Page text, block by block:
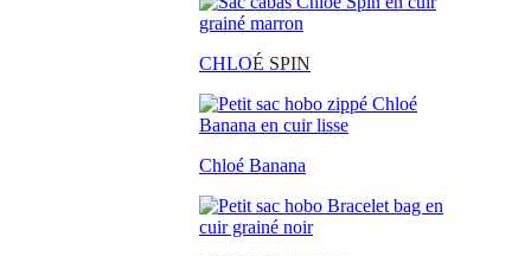
CHLOÉ SPIN
Chloé Banana